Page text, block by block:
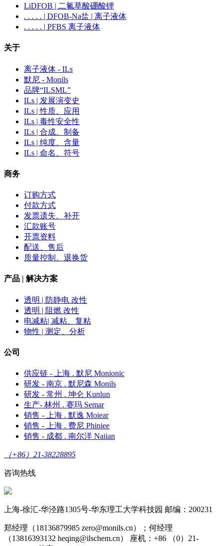
LiDFOB | 二氟草酸硼酸锂
. . . . . | DFOB-Na盐 | 离子液体
. . . . . | PFBS 离子液体
关于
离子液体 - ILs
默尼 - Monils
品牌“ILSML”
ILs | 发展演变史
ILs | 性质、应用
ILs | 毒性安全性
ILs | 合成、制备
ILs | 纯度、含量
ILs | 命名、符号
商务
订购方式
付款方式
发票遗失、补开
汇款账号
开票资料
配送、售后
质量控制、退换货
产品 | 解决方案
透明 | 防静电 改性
透明 | 阻燃 改性
电减粘| 减粘、复粘
物性 | 测定、分析
公司
供应链 - 上海 . 默尼 Monionic
研发 - 南京 . 默尼森 Monils
研发 - 常州 . 坤仑 Kunlun
生产- 林州 . 赛玛 Semar
销售 - 上海 . 默逸 Moiear
销售 - 上海 . 费尼 Phiniee
销售 - 成都 . 南尔洋 Naiian
（+86）21-38228895
咨询热线
上海-徐汇-华泾路1305号-华东理工大学科技园 邮编：200231
郑经理（18136879985 zero@monils.cn）；何经理
（13816393132 heqing@ilschem.cn） 座机：+86 （0）21-